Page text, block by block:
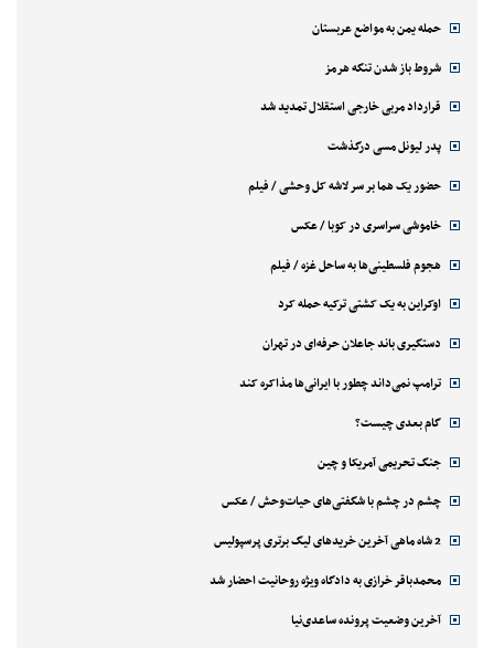
حمله یمن به مواضع عربستان
شروط باز شدن تنگه هرمز
قرارداد مربی خارجی استقلال تمدید شد
پدر لیونل مسی درگذشت
حضور یک هما بر سر لاشه‌ کل وحشی / فیلم
خاموشی سراسری در کوبا / عکس
هجوم فلسطینی‌ها به ساحل غزه / فیلم
اوکراین به یک کشتی ترکیه حمله کرد
دستگیری باند جاعلان حرفه‌ای در تهران
ترامپ نمی‌داند چطور با ایرانی‌ها مذاکره کند
گام بعدی چیست؟
جنگ تحریمی آمریکا و چین
چشم در چشم با شگفتی‌های حیات‌وحش / عکس
2 شاه ماهی آخرین خریدهای لیگ برتری پرسپولیس
محمدباقر خرازی به دادگاه ویژه روحانیت احضار شد
آخرین وضعیت پرونده ساعدی‌نیا